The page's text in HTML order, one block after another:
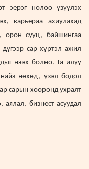
эерэг нөлөө үзүүлэх
карьераа ахиулахад
орон сууц, байшингаа
сар хүртэл ажил
нээх болно. Та илүү
нөхөд, үзэл бодол
сарын хооронд ухралт
аялал, бизнест асуудал